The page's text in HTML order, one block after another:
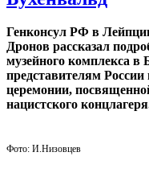
Генконсул РФ в
Дронов рассказал
музейного комплекса в
представителям
церемонии,
нацистского
Фото: И.Низовцев